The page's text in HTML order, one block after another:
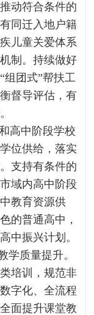
动符合条件的
同迁入地户籍
儿童关爱体系
制。持续做好
组团式”帮扶工
督导评估，有
高中阶段学校
位供给，落实
支持有条件的
域内高中阶段
教育资源供
的普通高中，
中振兴计划。
学质量提升。
培训，规范非
字化、全流程
面提升课堂教